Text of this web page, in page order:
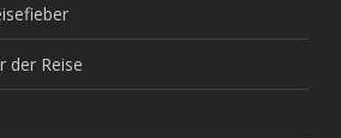
der Reise